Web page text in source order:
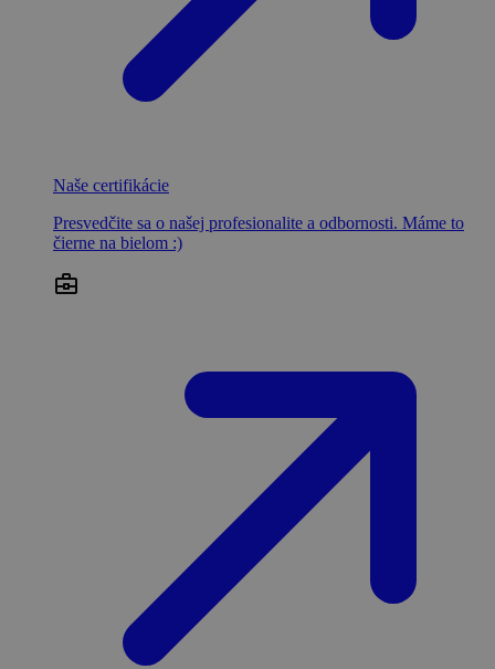
Naše certifikácie
Presvedčite sa o našej profesionalite a odbornosti. Máme to
čierne na bielom :)